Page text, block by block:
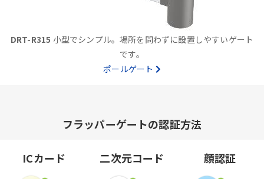
DRT-R315 小型でシンプル。場所を問わずに設置しやすいゲート
です。
ポールゲート
フラッパーゲートの認証方法
ICカード 二次元コード 顔認証